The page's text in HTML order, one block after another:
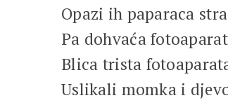
Opazi ih paparaca
Pa dohvaća
Blica trista
Uslikali momka i